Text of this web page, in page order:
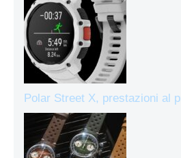
Polar Street X, prestazioni al